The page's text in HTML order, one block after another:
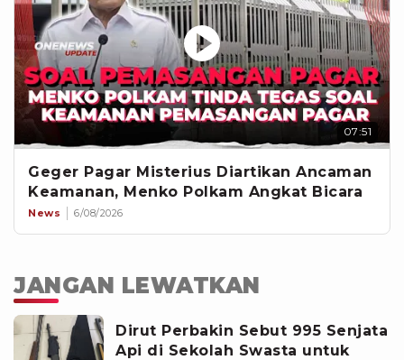
07:51
Geger Pagar Misterius Diartikan Ancaman
Keamanan, Menko Polkam Angkat Bicara
News 6/08/2026
JANGAN LEWATKAN
Dirut Perbakin Sebut 995 Senjata
Api di Sekolah Swasta untuk